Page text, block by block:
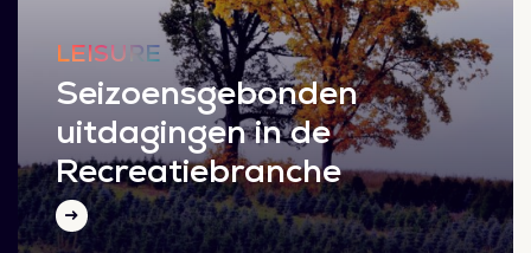
LEISURE
Seizoensgebonden
uitdagingen in de
Recreatiebranche